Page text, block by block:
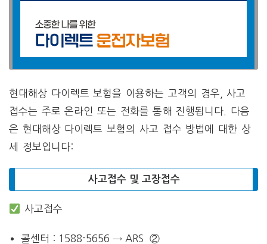
현대해상 다이렉트 보험을 이용하는 고객의 경우, 사고
접수는 주로 온라인 또는 전화를 통해 진행됩니다. 다음
은 현대해상 다이렉트 보험의 사고 접수 방법에 대한 상
세 정보입니다:
사고접수 및 고장접수
사고접수
콜센터 : 1588-5656 → ARS ②